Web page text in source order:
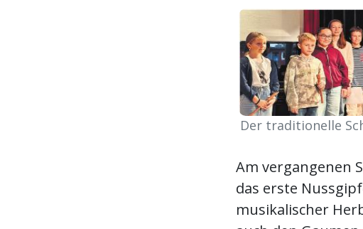
Der traditionelle
Am vergangenen
das erste
musikalischer